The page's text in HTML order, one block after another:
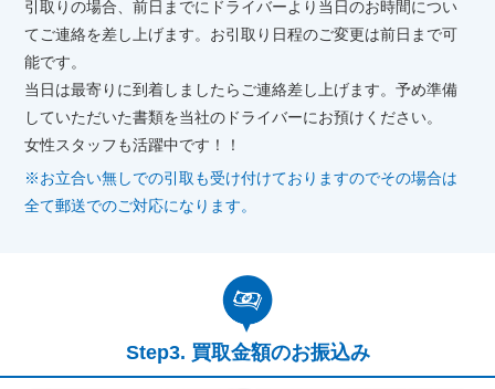
引取りの場合、前日までにドライバーより当日のお時間につい
てご連絡を差し上げます。お引取り日程のご変更は前日まで可
能です。
当日は最寄りに到着しましたらご連絡差し上げます。予め準備
していただいた書類を当社のドライバーにお預けください。
女性スタッフも活躍中です！！
※お立合い無しでの引取も受け付けておりますのでその場合は
全て郵送でのご対応になります。
買取金額のお振込み